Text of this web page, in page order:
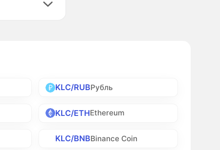
KLC/RUBРубль
KLC/ETHEthereum
KLC/BNBBinance Coin